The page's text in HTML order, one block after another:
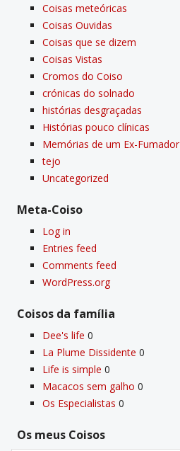
Coisas meteóricas
Coisas Ouvidas
Coisas que se dizem
Coisas Vistas
Cromos do Coiso
crónicas do solnado
histórias desgraçadas
Histórias pouco clí­nicas
Memórias de um Ex-Fumador
tejo
Uncategorized
Meta-Coiso
Log in
Entries feed
Comments feed
WordPress.org
Coisos da famí­lia
Dee's life 0
La Plume Dissidente 0
Life is simple 0
Macacos sem galho 0
Os Especialistas 0
Os meus Coisos